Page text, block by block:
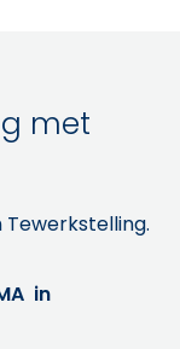
met
in